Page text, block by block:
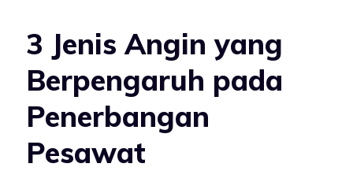
3 Jenis Angin yang
Berpengaruh pada
Penerbangan
Pesawat